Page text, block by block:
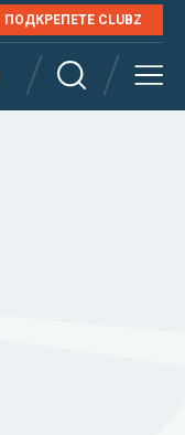
ПОДКРЕПЕТЕ CLUBZ